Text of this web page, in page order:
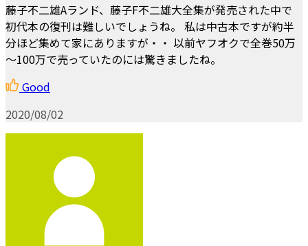
藤子不二雄Aランド、藤子F不二雄大全集が発売された中で
初代本の復刊は難しいでしょうね。 私は中古本ですが約半
分ほど集めて家にありますが・・ 以前ヤフオクで全巻50万
～100万で売っていたのには驚きましたね。
Good
2020/08/02